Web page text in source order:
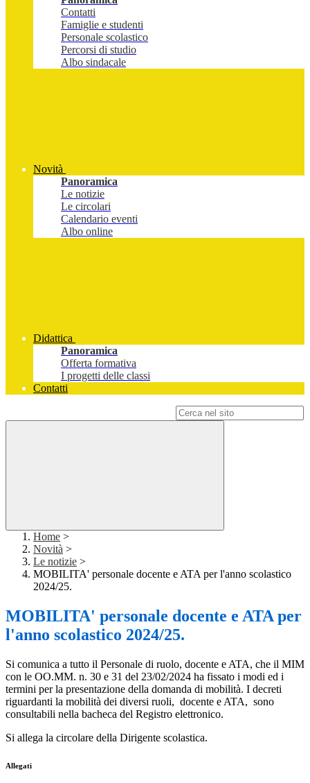
Contatti
Famiglie e studenti
Personale scolastico
Percorsi di studio
Albo sindacale
Novità
Panoramica
Le notizie
Le circolari
Calendario eventi
Albo online
Didattica
Panoramica
Offerta formativa
I progetti delle classi
Contatti
Home >
Novità >
Le notizie >
MOBILITA' personale docente e ATA per l'anno scolastico
2024/25.
MOBILITA' personale docente e ATA per
l'anno scolastico 2024/25.
Si comunica a tutto il Personale di ruolo, docente e ATA, che il MIM
con le OO.MM. n. 30 e 31 del 23/02/2024 ha fissato i modi ed i
termini per la presentazione della domanda di mobilità. I decreti
riguardanti la mobilità dei diversi ruoli, docente e ATA, sono
consultabili nella bacheca del Registro elettronico.
Si allega la circolare della Dirigente scolastica.
Allegati